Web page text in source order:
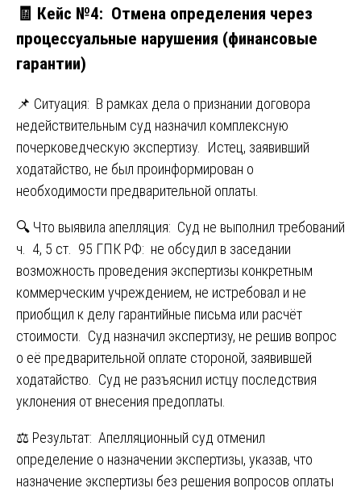
🧾 Кейс №4: Отмена определения через
процессуальные нарушения (финансовые
гарантии)
📌 Ситуация: В рамках дела о признании договора
недействительным суд назначил комплексную
почерковедческую экспертизу. Истец, заявивший
ходатайство, не был проинформирован о
необходимости предварительной оплаты.
🔍 Что выявила апелляция: Суд не выполнил требований
ч. 4, 5 ст. 95 ГПК РФ: не обсудил в заседании
возможность проведения экспертизы конкретным
коммерческим учреждением, не истребовал и не
приобщил к делу гарантийные письма или расчёт
стоимости. Суд назначил экспертизу, не решив вопрос
о её предварительной оплате стороной, заявившей
ходатайство. Суд не разъяснил истцу последствия
уклонения от внесения предоплаты.
⚖️ Результат: Апелляционный суд отменил
определение о назначении экспертизы, указав, что
назначение экспертизы без решения вопросов оплаты